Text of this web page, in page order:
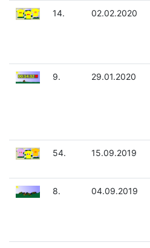
14. 02.02.2020
9. 29.01.2020
54. 15.09.2019
8. 04.09.2019